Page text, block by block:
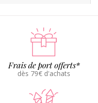
Frais de port offerts*
dès 79€ d'achats